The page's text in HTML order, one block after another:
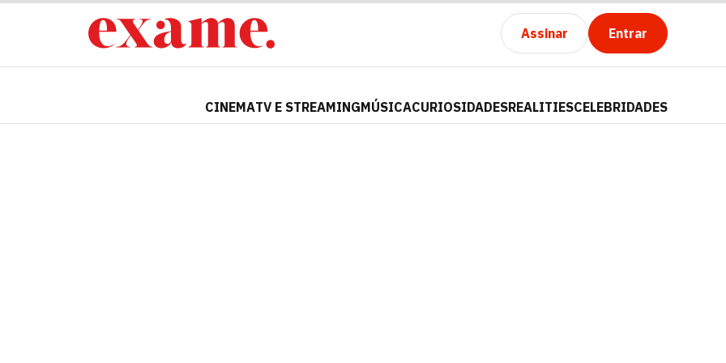
Assinar Entrar
CINEMATV E STREAMINGMÚSICACURIOSIDADESREALITIESCELEBRIDADES